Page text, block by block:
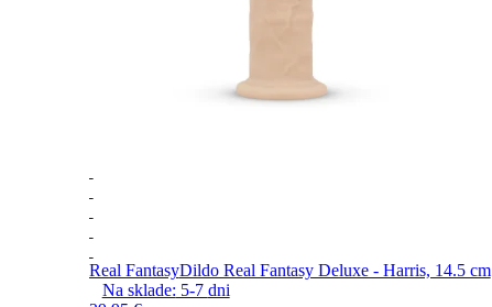
Real FantasyDildo Real Fantasy Deluxe - Harris, 14.5 cm
Na sklade: 5-7 dni